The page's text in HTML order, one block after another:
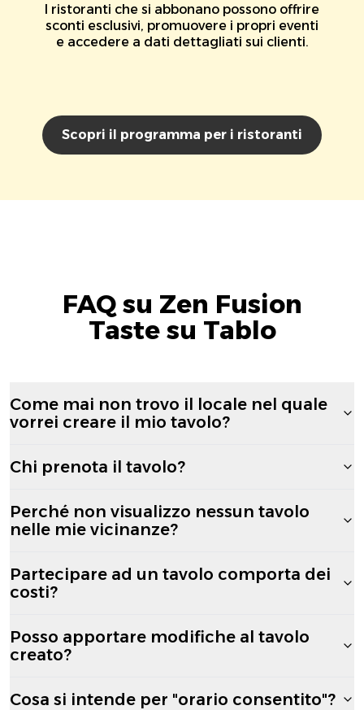
I ristoranti che si abbonano possono offrire
sconti esclusivi, promuovere i propri eventi
e accedere a dati dettagliati sui clienti.
Scopri il programma per i ristoranti
FAQ su Zen Fusion
Taste su Tablo
Come mai non trovo il locale nel quale
vorrei creare il mio tavolo?
Chi prenota il tavolo?
Perché non visualizzo nessun tavolo
nelle mie vicinanze?
Partecipare ad un tavolo comporta dei
costi?
Posso apportare modifiche al tavolo
creato?
Cosa si intende per "orario consentito"?